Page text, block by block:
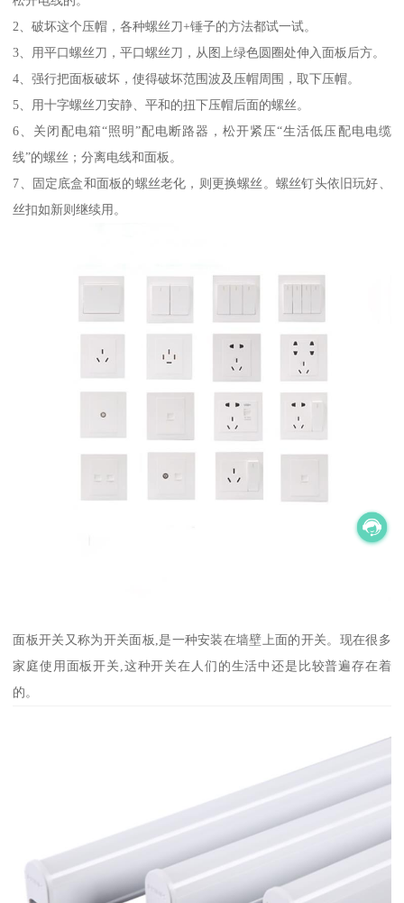
2、破坏这个压帽，各种螺丝刀+锤子的方法都试一试。
3、用平口螺丝刀，平口螺丝刀，从图上绿色圆圈处伸入面板后方。
4、强行把面板破坏，使得破坏范围波及压帽周围，取下压帽。
5、用十字螺丝刀安静、平和的扭下压帽后面的螺丝。
6、关闭配电箱“照明”配电断路器，松开紧压“生活低压配电电缆
线”的螺丝；分离电线和面板。
7、固定底盒和面板的螺丝老化，则更换螺丝。螺丝钉头依旧玩好、
丝扣如新则继续用。
面板开关又称为开关面板,是一种安装在墙壁上面的开关。现在很多
家庭使用面板开关,这种开关在人们的生活中还是比较普遍存在着
的。